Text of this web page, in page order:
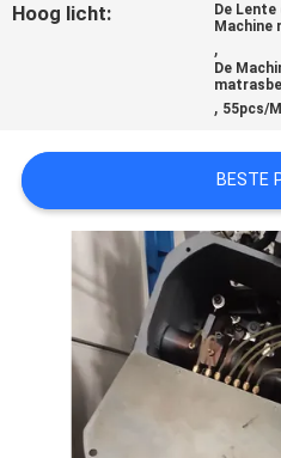
VR
PRIVACYBELEID
Hoog licht:
De
Machine
,
De
, 55pcs/
BESTE